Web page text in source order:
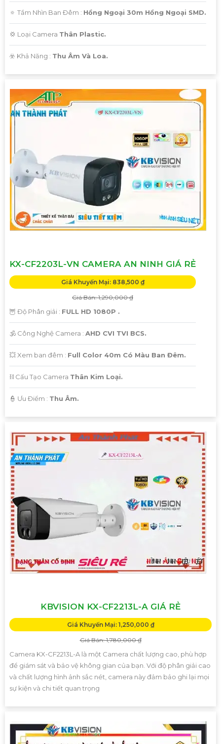
🔅 Tầm Nhìn Ban Đêm : Hồng Ngoại 30m Hồng Ngoại SMD.
💢 Loại Camera Thân Plastic.
️☣️ Khả Năng : Thu Âm Và Loa.
KX-CF2203L-VN CAMERA AN NINH GIÁ RẺ
Giá Khuyến Mại: 838,500 ₫
Giá Bán: 1,290,000 ₫
🦉 Độ Phân giải : FULL HD 1080P .
🕉️ Công Nghệ Camera : AHD CVI TVI BCS.
💥 Xem ban đêm : Full Color 40m Có Màu Ban Đêm.
⛓ Cấu Tạo Camera Thân Kim Loại.
️👮 Ưu Điểm : Thu Âm.
KBVISION KX-CF2213L-A GIÁ RẺ
Giá Khuyến Mại: 1,250,000 ₫
Giá Bán: 1,780,000 ₫
Camera KX-CF2213L-A là một Camera chất lượng cao, phù hợp
để giám sát và bảo vệ không gian của bạn. Với độ phân giải cao
và chất lượng hình ảnh sắc nét, camera này đảm bảo ghi lại mọi
sự kiện và chi tiết quan trọng